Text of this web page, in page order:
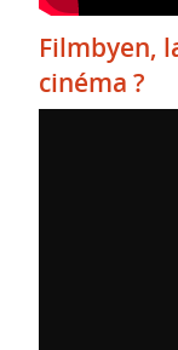
Filmbyen,
cinéma ?